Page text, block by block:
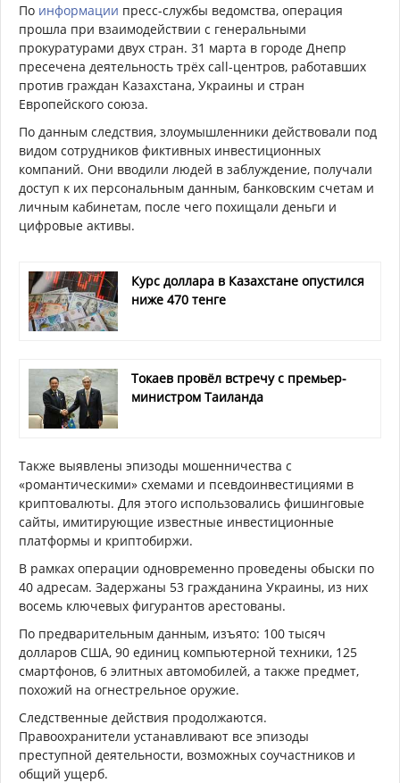
По информации пресс-службы ведомства, операция
прошла при взаимодействии с генеральными
прокуратурами двух стран. 31 марта в городе Днепр
пресечена деятельность трёх call-центров, работавших
против граждан Казахстана, Украины и стран
Европейского союза.
По данным следствия, злоумышленники действовали под
видом сотрудников фиктивных инвестиционных
компаний. Они вводили людей в заблуждение, получали
доступ к их персональным данным, банковским счетам и
личным кабинетам, после чего похищали деньги и
цифровые активы.
Курс доллара в Казахстане опустился
ниже 470 тенге
Токаев провёл встречу с премьер-
министром Таиланда
Также выявлены эпизоды мошенничества с
«романтическими» схемами и псевдоинвестициями в
криптовалюты. Для этого использовались фишинговые
сайты, имитирующие известные инвестиционные
платформы и криптобиржи.
В рамках операции одновременно проведены обыски по
40 адресам. Задержаны 53 гражданина Украины, из них
восемь ключевых фигурантов арестованы.
По предварительным данным, изъято: 100 тысяч
долларов США, 90 единиц компьютерной техники, 125
смартфонов, 6 элитных автомобилей, а также предмет,
похожий на огнестрельное оружие.
Следственные действия продолжаются.
Правоохранители устанавливают все эпизоды
преступной деятельности, возможных соучастников и
общий ущерб.